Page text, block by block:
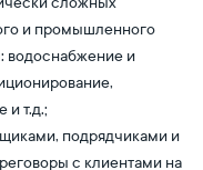
и промышленного
водоснабжение и
и т.д.;
подрядчиками и
с клиентами на